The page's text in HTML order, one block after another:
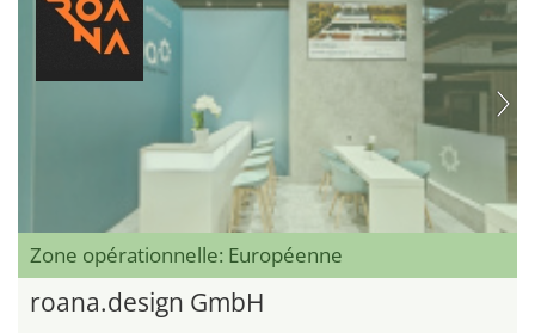
Zone opérationnelle: Européenne
roana.design GmbH